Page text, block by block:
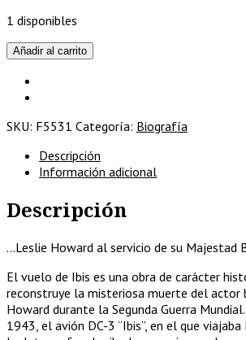
1 disponibles
El
vuelo
Ibís
Añadir al carrito
SKU: F5531 Categoría: Biografía
Descripción
Información adicional
Descripción
…Leslie Howard al servicio de su Majestad
El vuelo de Ibis es una obra de carácter
reconstruye la misteriosa muerte del actor
Howard durante la Segunda Guerra
1943, el avión DC-3 “Ibis”, en el que